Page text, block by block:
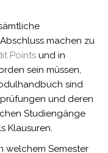
machen zu
Points und in
sein müssen,
sind
und deren
Studiengänge
Klausuren.
welchem Semester